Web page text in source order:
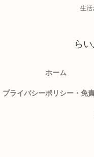
生活
ら
ホーム
プライバシーポリシー・免